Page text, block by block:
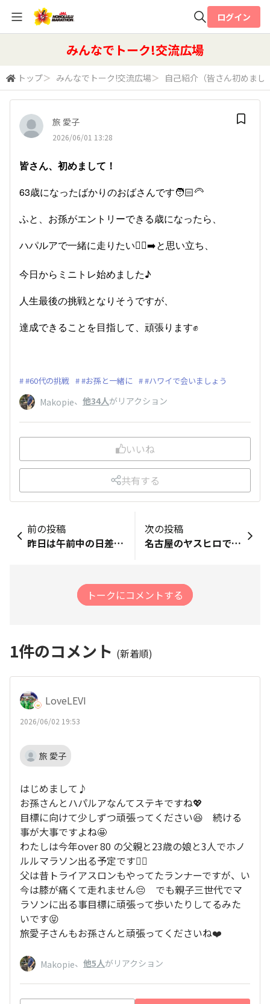
検索
ログイン
みんなでトーク!交流広場
トップ＞ みんなでトーク!交流広場＞ 自己紹介（皆さん初めまし
旅 愛子
2026/06/01 13:28
皆さん、初めまして！
63歳になったばかりのおばさんです🧑🏻‍🦳
ふと、お孫がエントリーできる歳になったら、
ハパルアで一緒に走りたい🏃‍♀️‍➡️と思い立ち、
今日からミニトレ始めました♪
人生最後の挑戦となりそうですが、
達成できることを目指して、頑張ります✊
#60代の挑戦 #お孫と一緒に #ハワイで会いましょう
Makopie、 他34人がリアクション
いいね
共有する
前の投稿
昨日は午前中の日差しを避け、17:30過ぎから今年初の10kmサンセットラン実施🏃気温27℃も湿度50%前後、また日差しも午前中よりは優しく気持ち楽なランでした😊しかし推定発汗量は、1,128mL😵‍💫ホント水分補給が重要な時季になってきました🍺途中、早くも歩道への打ち水に遭遇しビックリでした。
次の投稿
名古屋のヤスヒロです。こんばんは♪ &nbsp; 月も新たになり、台風襲来前ですが清々しい朝でした。 前日のハーフマラソンは、完走できたのですが本日は筋肉痛も残り、リカバリーランを15分。 豊国神社参道をスロージョグで済ませました。 参道には、「秀吉」 「秀長」 &nbsp;「清正」などの紹介パネルが設置されています。 ゴールは、豊国神社の境内前の「 夢 」の書の前で終了です。
トークにコメントする
1件のコメント (新着順)
LoveLEVI
2026/06/02 19:53
旅 愛子
はじめまして♪
お孫さんとハパルアなんてステキですね💖
目標に向けて少しずつ頑張ってください😆 続ける
事が大事ですよね🤩
わたしは今年over 80 の父親と23歳の娘と3人でホノ
ルルマラソン出る予定です🏃‍♂️
父は昔トライアスロンもやってたランナーですが、い
今は膝が痛くて走れません😔 でも親子三世代でマ
ラソンに出る事目標に頑張って歩いたりしてるみた
いです😝
旅愛子さんもお孫さんと頑張ってくださいね❤️
Makopie、 他5人がリアクション